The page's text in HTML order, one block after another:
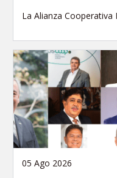
La Alianza Cooperativa
05 Ago 2026